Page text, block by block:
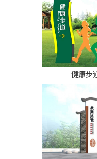
健康步